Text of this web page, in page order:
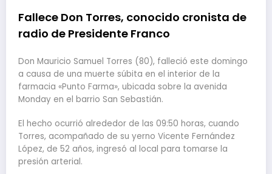
Fallece Don Torres, conocido cronista de
radio de Presidente Franco
Don Mauricio Samuel Torres (80), falleció este domingo
a causa de una muerte súbita en el interior de la
farmacia «Punto Farma», ubicada sobre la avenida
Monday en el barrio San Sebastián.
El hecho ocurrió alrededor de las 09:50 horas, cuando
Torres, acompañado de su yerno Vicente Fernández
López, de 52 años, ingresó al local para tomarse la
presión arterial.